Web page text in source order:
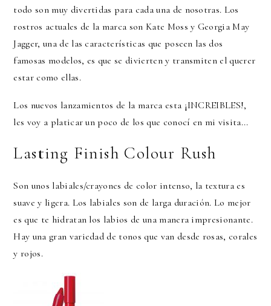
todo son muy divertidas para cada una de nosotras. Los
rostros actuales de la marca son Kate Moss y Georgia May
Jagger, una de las características que poseen las dos
famosas modelos, es que se divierten y transmiten el querer
estar como ellas.
Los nuevos lanzamientos de la marca esta ¡INCREIBLES!,
les voy a platicar un poco de los que conocí en mi visita...
Lasting Finish Colour Rush
Son unos labiales/crayones de color intenso, la textura es
suave y ligera. Los labiales son de larga duración. Lo mejor
es que te hidratan los labios de una manera impresionante.
Hay una gran variedad de tonos que van desde rosas, corales
y rojos.